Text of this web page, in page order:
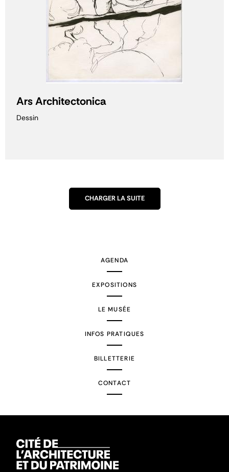
Ars Architectonica
Dessin
CHARGER LA SUITE
AGENDA
EXPOSITIONS
LE MUSÉE
INFOS PRATIQUES
BILLETTERIE
CONTACT